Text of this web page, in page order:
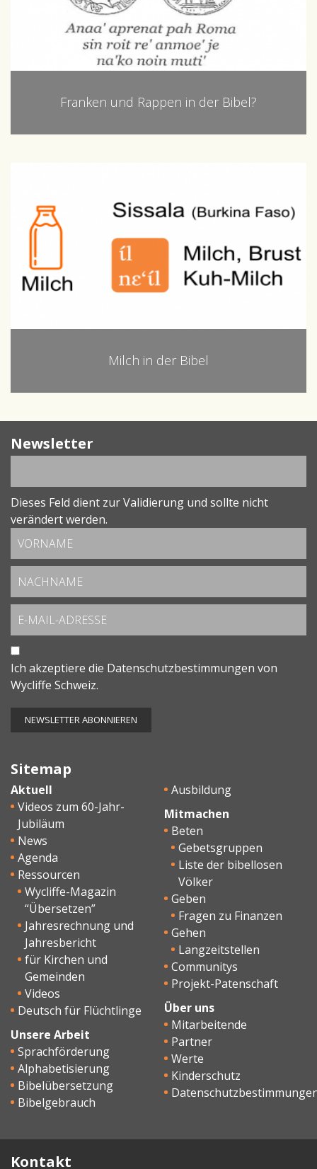
Franken und Rappen in der Bibel?
Milch in der Bibel
Newsletter
Dieses Feld dient zur Validierung und sollte nicht
verändert werden.
Ich akzeptiere die Datenschutzbestimmungen von
Wycliffe Schweiz.
Sitemap
Aktuell
Videos zum 60-Jahr-
Jubiläum
News
Agenda
Ressourcen
Wycliffe-Magazin
“Übersetzen”
Jahresrechnung und
Jahresbericht
für Kirchen und
Gemeinden
Videos
Deutsch für Flüchtlinge
Unsere Arbeit
Sprachförderung
Alphabetisierung
Bibelübersetzung
Bibelgebrauch
Ausbildung
Mitmachen
Beten
Gebetsgruppen
Liste der bibellosen
Völker
Geben
Fragen zu Finanzen
Gehen
Langzeitstellen
Communitys
Projekt-Patenschaft
Über uns
Mitarbeitende
Partner
Werte
Kinderschutz
Kontakt